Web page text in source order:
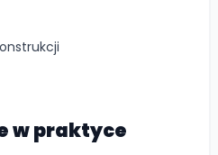
w praktyce